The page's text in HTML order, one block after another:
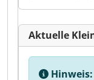
Aktuelle
Hinweis: